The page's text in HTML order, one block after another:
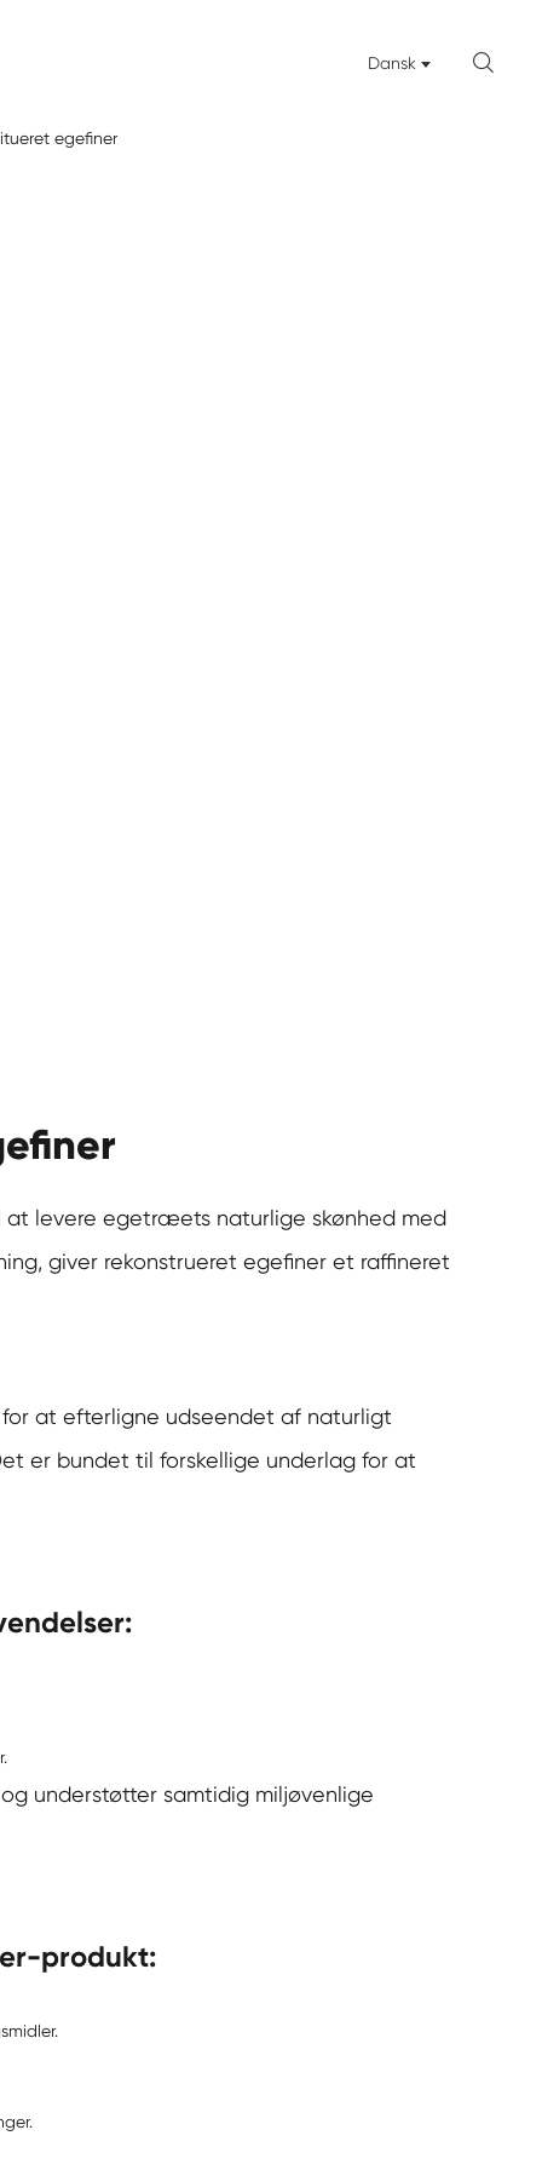
Dansk 
levere egetræets naturlige skønhed med
giver rekonstrueret egefiner et raffineret
at efterligne udseendet af naturligt
er bundet til forskellige underlag for at
understøtter samtidig miljøvenlige
produkt: